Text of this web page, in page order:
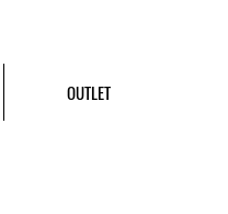
OUTLET